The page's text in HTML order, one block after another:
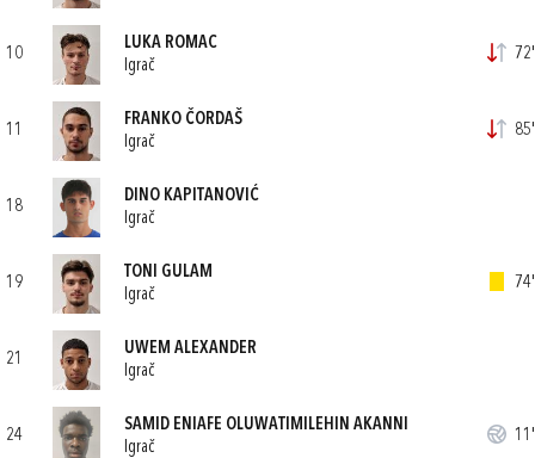
10
LUKA ROMAC
Igrač
72'
11
FRANKO ČORDAŠ
Igrač
85'
18
DINO KAPITANOVIĆ
Igrač
19
TONI GULAM
Igrač
74'
21
UWEM ALEXANDER
Igrač
24
SAMID ENIAFE OLUWATIMILEHIN AKANNI
Igrač
11'